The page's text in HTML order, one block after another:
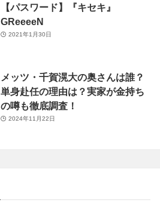
【パスワード】『キセキ』
GReeeeN
2021年1月30日
メッツ・千賀滉大の奥さんは誰？
単身赴任の理由は？実家が金持ち
の噂も徹底調査！
2024年11月22日